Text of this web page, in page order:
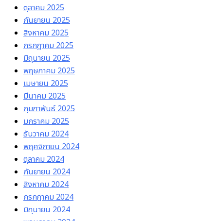
ตุลาคม 2025
กันยายน 2025
สิงหาคม 2025
กรกฎาคม 2025
มิถุนายน 2025
พฤษภาคม 2025
เมษายน 2025
มีนาคม 2025
กุมภาพันธ์ 2025
มกราคม 2025
ธันวาคม 2024
พฤศจิกายน 2024
ตุลาคม 2024
กันยายน 2024
สิงหาคม 2024
กรกฎาคม 2024
มิถุนายน 2024